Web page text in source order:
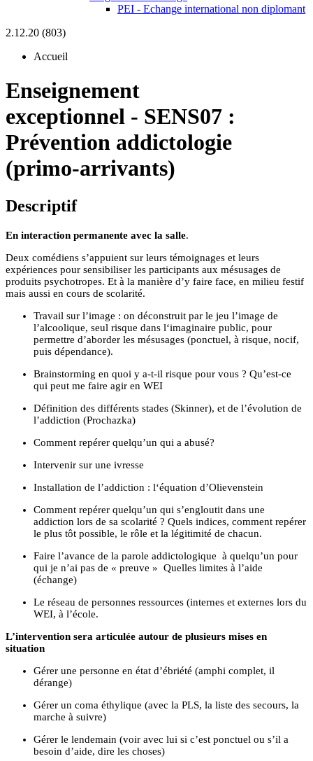
PEI - Echange international non diplomant
2.12.20 (803)
Accueil
Enseignement
exceptionnel - SENS07 :
Prévention addictologie
(primo-arrivants)
Descriptif
En interaction permanente avec la salle.
Deux comédiens s’appuient sur leurs témoignages et leurs
expériences pour sensibiliser les participants aux mésusages de
produits psychotropes. Et à la manière d’y faire face, en milieu festif
mais aussi en cours de scolarité.
Travail sur l’image : on déconstruit par le jeu l’image de
l’alcoolique, seul risque dans l‘imaginaire public, pour
permettre d’aborder les mésusages (ponctuel, à risque, nocif,
puis dépendance).
Brainstorming en quoi y a-t-il risque pour vous ? Qu’est-ce
qui peut me faire agir en WEI
Définition des différents stades (Skinner), et de l’évolution de
l’addiction (Prochazka)
Comment repérer quelqu’un qui a abusé?
Intervenir sur une ivresse
Installation de l’addiction : l‘équation d’Olievenstein
Comment repérer quelqu’un qui s’engloutit dans une
addiction lors de sa scolarité ? Quels indices, comment repérer
le plus tôt possible, le rôle et la légitimité de chacun.
Faire l’avance de la parole addictologique à quelqu’un pour
qui je n’ai pas de « preuve » Quelles limites à l’aide
(échange)
Le réseau de personnes ressources (internes et externes lors du
WEI, à l’école.
L’intervention sera articulée autour de plusieurs mises en
situation
Gérer une personne en état d’ébriété (amphi complet, il
dérange)
Gérer un coma éthylique (avec la PLS, la liste des secours, la
marche à suivre)
Gérer le lendemain (voir avec lui si c’est ponctuel ou s’il a
besoin d’aide, dire les choses)